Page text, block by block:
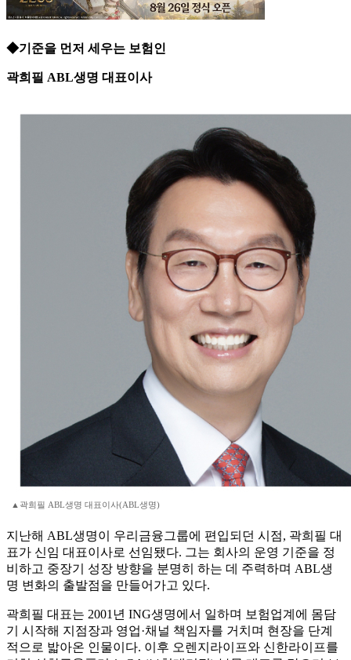
◆기준을 먼저 세우는 보험인
곽희필 ABL생명 대표이사
▲곽희필 ABL생명 대표이사(ABL생명)
지난해 ABL생명이 우리금융그룹에 편입되던 시점, 곽희필 대
표가 신임 대표이사로 선임됐다. 그는 회사의 운영 기준을 정
비하고 중장기 성장 방향을 분명히 하는 데 주력하며 ABL생
명 변화의 출발점을 만들어가고 있다.
곽희필 대표는 2001년 ING생명에서 일하며 보험업계에 몸담
기 시작해 지점장과 영업·채널 책임자를 거치며 현장을 단계
적으로 밟아온 인물이다. 이후 오렌지라이프와 신한라이프를